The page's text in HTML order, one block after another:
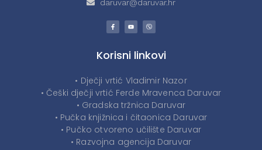
daruvar@daruvar.hr
Korisni linkovi
• Dječji vrtić Vladimir Nazor
• Češki dječji vrtić Ferde Mravenca Daruvar
• Gradska tržnica Daruvar
• Pučka knjižnica i čitaonica Daruvar
• Pučko otvoreno učilište Daruvar
• Razvojna agencija Daruvar